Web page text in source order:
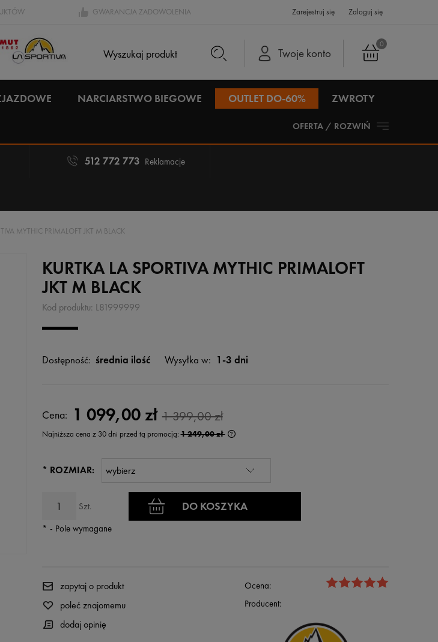
GWARANCJA ZADOWOLENIA Zarejestruj się Zaloguj się
0
Twoje konto
NARCIARSTWO BIEGOWE OUTLET DO-60% ZWROTY
OFERTA / ROZWIŃ
512 772 773 Reklamacje
MYTHIC PRIMALOFT JKT M BLACK
KURTKA LA SPORTIVA MYTHIC PRIMALOFT
JKT M BLACK
Kod produktu: L81999999
Dostępność: średnia ilość Wysyłka w: 1-3 dni
Cena: 1 099,00 zł 1 399,00 zł
Najniższa cena z 30 dni przed tą promocją:1 249,00 zł
wyświetlana jest najniższa cena od momentu,
* ROZMIAR:
Szt. DO KOSZYKA
* - Pole wymagane
Ocena:
Producent:
zapytaj o produkt
poleć znajomemu
dodaj opinię